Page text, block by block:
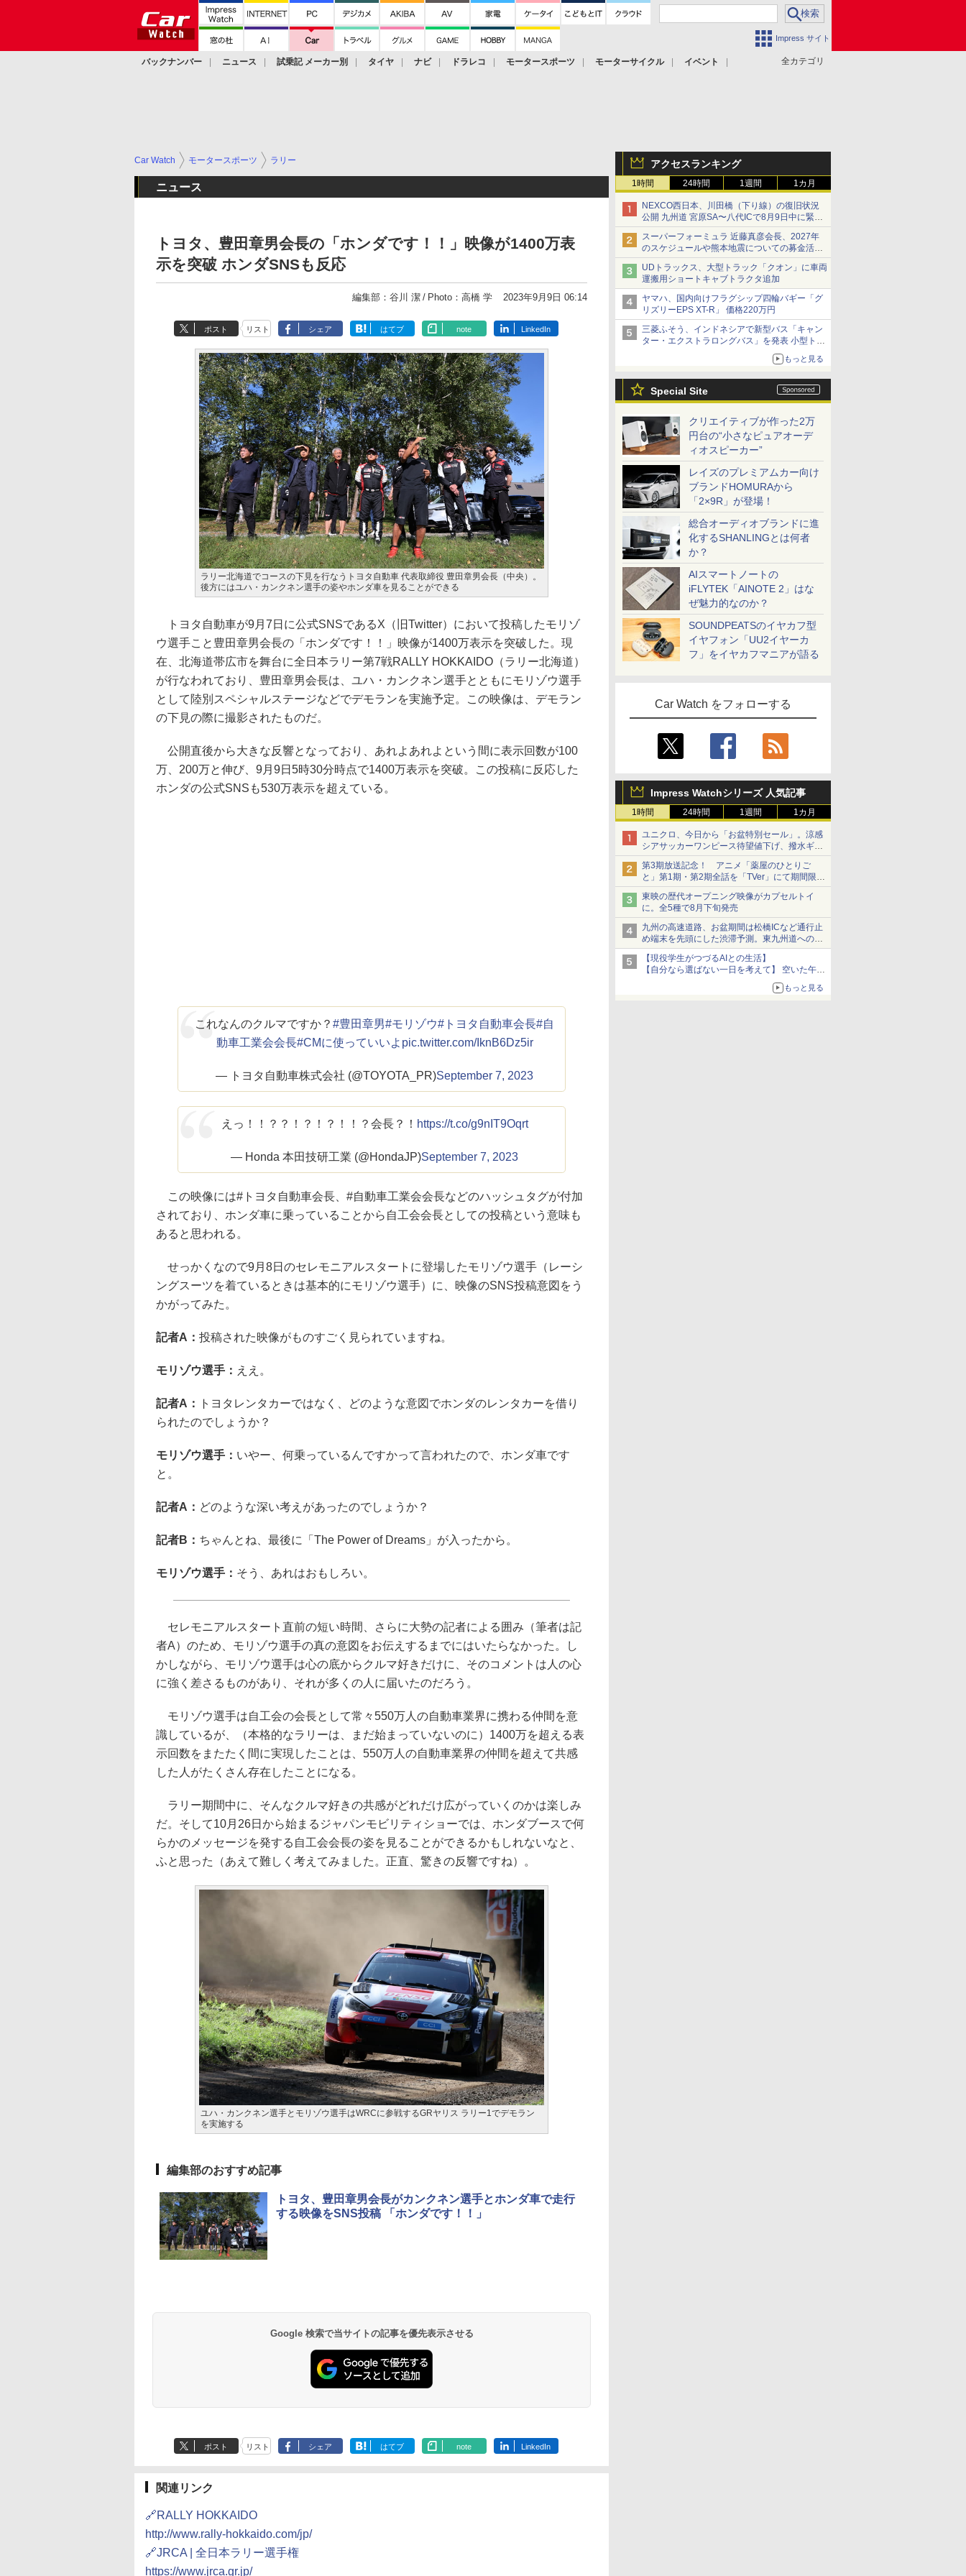
Impress サイト
全カテゴリ
バックナンバー ニュース 試乗記 メーカー別 タイヤ ナビ ドラレコ モータースポーツ モーターサイクル
イベント
アクセスランキング
1時間 24時間 1週間 1カ月
NEXCO西日本、川田橋（下り線）の復旧状況
公開 九州道 宮原SA〜八代ICで8月9日中に緊急
車両を通行可能に
スーパーフォーミュラ 近藤真彦会長、2027年
のスケジュールや熊本地震についての募金活動
を紹介
UDトラックス、大型トラック「クオン」に車両
運搬用ショートキャブトラクタ追加
ヤマハ、国内向けフラグシップ四輪バギー「グ
リズリーEPS XT-R」 価格220万円
三菱ふそう、インドネシアで新型バス「キャン
ター・エクストラロングバス」を発表 小型トラ
ックベースの観光・旅客輸送向けバス
もっと見る
Special Site
クリエイティブが作った2万
円台の“小さなピュアオーデ
ィオスピーカー”
レイズのプレミアムカー向け
ブランドHOMURAから
「2×9R」が登場！
総合オーディオブランドに進
化するSHANLINGとは何者
か？
AIスマートノートの
iFLYTEK「AINOTE 2」はな
ぜ魅力的なのか？
SOUNDPEATSのイヤカフ型
イヤフォン「UU2イヤーカ
フ」をイヤカフマニアが語る
Car Watch をフォローする
Impress Watchシリーズ 人気記事
1時間 24時間 1週間 1カ月
ユニクロ、今日から「お盆特別セール」。涼感
シアサッカーワンピース待望値下げ、撥水ギア
ショーツは1990円に
第3期放送記念！ アニメ「薬屋のひとりご
と」第1期・第2期全話を「TVer」にて期間限定
で順次無料配信開始
東映の歴代オープニング映像がカプセルトイ
に。全5種で8月下旬発売
九州の高速道路、お盆期間は松橋ICなど通行止
め端末を先頭にした渋滞予測。東九州道への迂
回は料金調整を実施
【現役学生がつづるAIとの生活】
【自分なら選ばない一日を考えて】 空いた午後
をチャッピーに捧げたら、思わぬ絶景に出会っ
もっと見る
Car Watch モータースポーツ ラリー
ニュース
トヨタ、豊田章男会長の「ホンダです！！」映像が1400万表
示を突破 ホンダSNSも反応
編集部：谷川 潔 Photo：高橋 学 2023年9月9日 06:14
ポスト リスト シェア はてブ note LinkedIn
ラリー北海道でコースの下見を行なうトヨタ自動車 代表取締役 豊田章男会長（中央）。
後方にはユハ・カンクネン選手の姿やホンダ車を見ることができる
トヨタ自動車が9月7日に公式SNSであるX（旧Twitter）において投稿したモリゾ
ウ選手こと豊田章男会長の「ホンダです！！」映像が1400万表示を突破した。現
在、北海道帯広市を舞台に全日本ラリー第7戦RALLY HOKKAIDO（ラリー北海道）
が行なわれており、豊田章男会長は、ユハ・カンクネン選手とともにモリゾウ選手
として陸別スペシャルステージなどでデモランを実施予定。この映像は、デモラン
の下見の際に撮影されたものだ。
公開直後から大きな反響となっており、あれよあれよという間に表示回数が100
万、200万と伸び、9月9日5時30分時点で1400万表示を突破。この投稿に反応した
ホンダの公式SNSも530万表示を超えている。
これなんのクルマですか？ #豊田章男#モリゾウ#トヨタ自動車会長#自
動車工業会会長#CMに使っていいよ pic.twitter.com/IknB6Dz5ir
— トヨタ自動車株式会社 (@TOYOTA_PR)September 7, 2023
えっ！！？？！？！？！！？会長？！ https://t.co/g9nIT9Oqrt
— Honda 本田技研工業 (@HondaJP)September 7, 2023
この映像には#トヨタ自動車会長、#自動車工業会会長などのハッシュタグが付加
されており、ホンダ車に乗っていることから自工会会長としての投稿という意味も
あると思われる。
せっかくなので9月8日のセレモニアルスタートに登場したモリゾウ選手（レーシ
ングスーツを着ているときは基本的にモリゾウ選手）に、映像のSNS投稿意図をう
かがってみた。
記者A： 投稿された映像がものすごく見られていますね。
モリゾウ選手： ええ。
記者A：
トヨタレンタカーではなく、どのような意図でホンダのレンタカーを借り
られたのでしょうか？
モリゾウ選手： いやー、何乗っているんですかって言われたので、ホンダ車です
と。
記者A： どのような深い考えがあったのでしょうか？
記者B： ちゃんとね、最後に「The Power of Dreams」が入ったから。
モリゾウ選手： そう、あれはおもしろい。
セレモニアルスタート直前の短い時間、さらに大勢の記者による囲み（筆者は記
者A）のため、モリゾウ選手の真の意図をお伝えするまでにはいたらなかった。し
かしながら、モリゾウ選手は心の底からクルマ好きだけに、そのコメントは人の心
に強く差さるものがあり、それが多くの人に届いたのだろう。
モリゾウ選手は自工会の会長として常々550万人の自動車業界に携わる仲間を意
識しているが、（本格的なラリーは、まだ始まっていないのに）1400万を超える表
示回数をまたたく間に実現したことは、550万人の自動車業界の仲間を超えて共感
した人がたくさん存在したことになる。
ラリー期間中に、そんなクルマ好きの共感がどれだけ広がっていくのかは楽しみ
だ。そして10月26日から始まるジャパンモビリティショーでは、ホンダブースで何
らかのメッセージを発する自工会会長の姿を見ることができるかもしれないなと、
ふと思った（あえて難しく考えてみました。正直、驚きの反響ですね）。
ユハ・カンクネン選手とモリゾウ選手はWRCに参戦するGRヤリス ラリー1でデモラン
を実施する
編集部のおすすめ記事
トヨタ、豊田章男会長がカンクネン選手とホンダ車で走行
する映像をSNS投稿 「ホンダです！！」
Google 検索で当サイトの記事を優先表示させる
ポスト リスト シェア はてブ note LinkedIn
関連リンク
🔗RALLY HOKKAIDO
http://www.rally-hokkaido.com/jp/
🔗JRCA | 全日本ラリー選手権
https://www.jrca.gr.jp/